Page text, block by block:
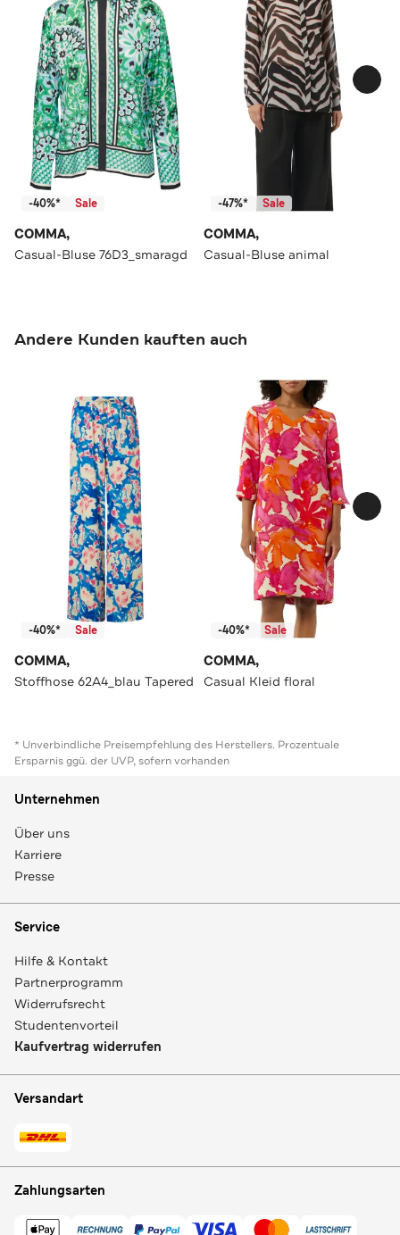
-40%* Sale
COMMA,
Casual-Bluse 76D3_smaragd
-47%* Sale
COMMA,
Casual-Bluse animal
Andere Kunden kauften auch
-40%* Sale
COMMA,
Stoffhose 62A4_blau Tapered
-40%* Sale
COMMA,
Casual Kleid floral
* Unverbindliche Preisempfehlung des Herstellers. Prozentuale
Ersparnis ggü. der UVP, sofern vorhanden
Unternehmen
Über uns
Karriere
Presse
Service
Hilfe & Kontakt
Partnerprogramm
Widerrufsrecht
Studentenvorteil
Kaufvertrag widerrufen
Versandart
Zahlungsarten